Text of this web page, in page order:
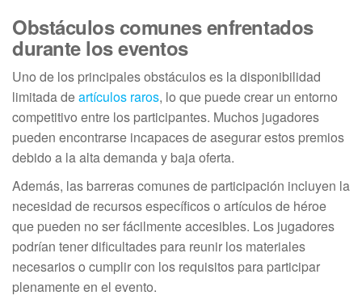
Obstáculos comunes enfrentados
durante los eventos
Uno de los principales obstáculos es la disponibilidad
limitada deartículos raros, lo que puede crear un entorno
competitivo entre los participantes. Muchos jugadores
pueden encontrarse incapaces de asegurar estos premios
debido a la alta demanda y baja oferta.
Además, las barreras comunes de participación incluyen la
necesidad de recursos específicos o artículos de héroe
que pueden no ser fácilmente accesibles. Los jugadores
podrían tener dificultades para reunir los materiales
necesarios o cumplir con los requisitos para participar
plenamente en el evento.